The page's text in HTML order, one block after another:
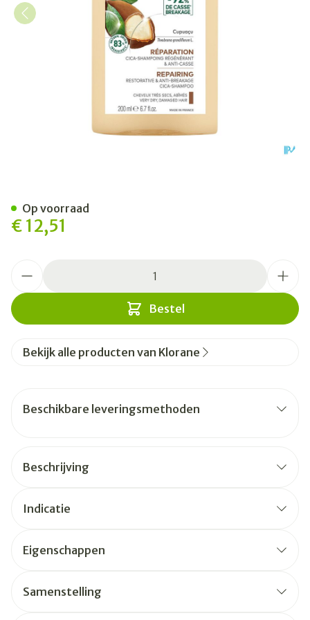
€ 12,51
Bestel
Op voorraad
Bekijk alle producten van Klorane
Beschikbare leveringsmethoden
Beschrijving
Indicatie
Eigenschappen
Samenstelling